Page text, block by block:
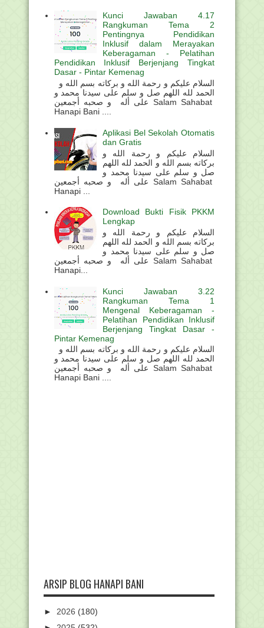
Kunci Jawaban 4.17
Rangkuman Tema 2
Pentingnya Pendidikan
Inklusif dalam Merayakan
Keberagaman - Pelatihan
Pendidikan Inklusif Berjenjang Tingkat
Dasar - Pintar Kemenag
الحمد لله اللهم صل و سلم على سيدنا محمد و
على أله و صحبه أجمعين Salam Sahabat
Hanapi Bani ....
Aplikasi Bel Sekolah Otomatis
dan Gratis
السلام عليكم و رحمة الله و
بركاته بسم الله و الحمد لله اللهم
صل و سلم على سيدنا محمد و
على أله و صحبه أجمعين Salam Sahabat
Hanapi ...
Download Bukti Fisik PKKM
Lengkap
السلام عليكم و رحمة الله و
بركاته بسم الله و الحمد لله اللهم
صل و سلم على سيدنا محمد و
على أله و صحبه أجمعين Salam Sahabat
Hanapi...
Kunci Jawaban 3.22
Rangkuman Tema 1
Mengenal Keberagaman -
Pelatihan Pendidikan Inklusif
Berjenjang Tingkat Dasar -
Pintar Kemenag
الحمد لله اللهم صل و سلم على سيدنا محمد و
على أله و صحبه أجمعين Salam Sahabat
Hanapi Bani ....
ARSIP BLOG HANAPI BANI
► 2026 (180)